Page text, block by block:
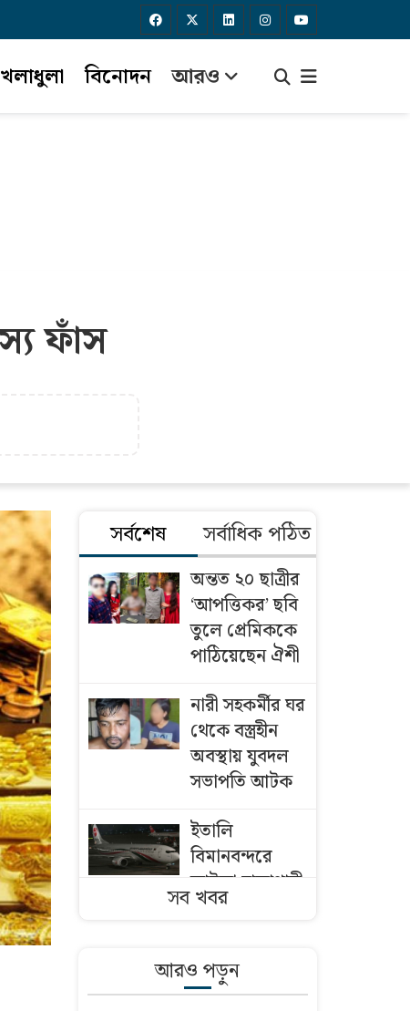
বিনোদন আরও
ফাঁস
সর্বশেষ সর্বাধিক পঠিত
অন্তত ২০ ছাত্রীর
‘আপত্তিকর’ ছবি
তুলে প্রেমিককে
পাঠিয়েছেন ঐশী
নারী সহকর্মীর ঘর
থেকে বস্ত্রহীন
অবস্থায় যুবদল
সভাপতি আটক
ইতালি
বিমানবন্দরে
আটকা ঢাকাগামী
বিমান, ভেতরে
যাত্রী
সব খবর
আরও পড়ুন